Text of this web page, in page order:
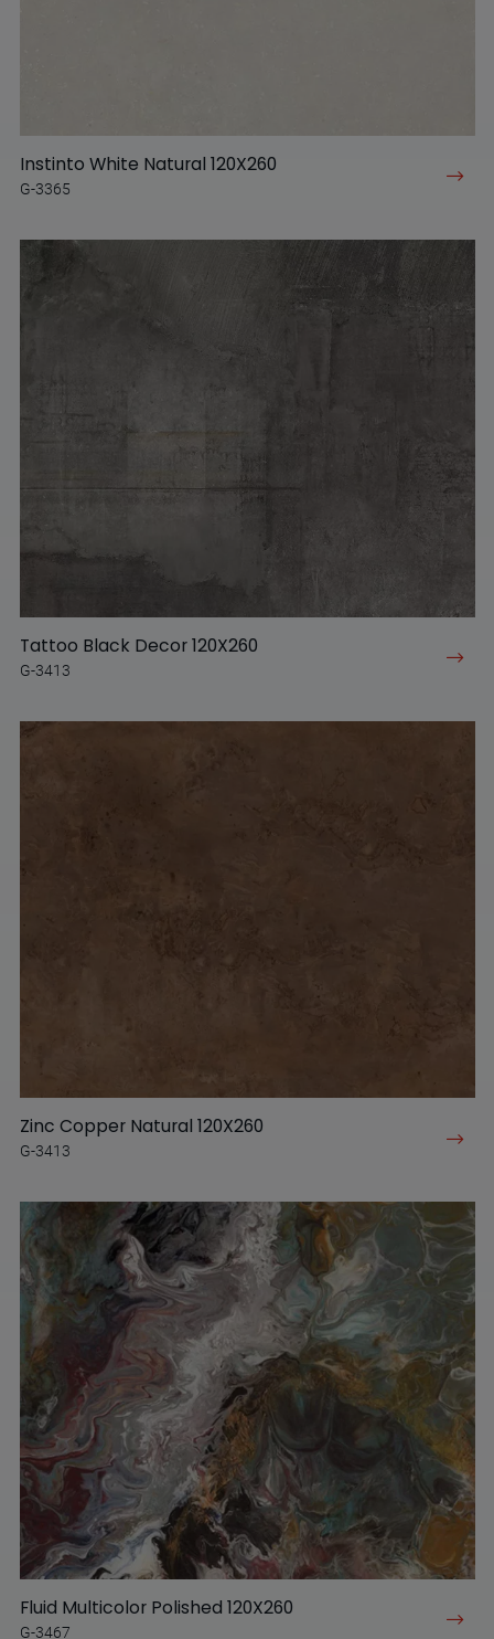
Instinto White Natural 120X260
G-3365
Tattoo Black Decor 120X260
G-3413
Zinc Copper Natural 120X260
G-3413
Fluid Multicolor Polished 120X260
G-3467